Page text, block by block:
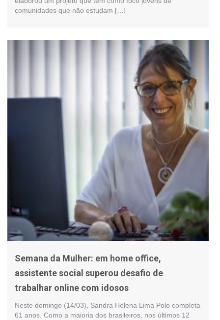
comunidades que não estudam […]
Semana da Mulher: em home office,
assistente social superou desafio de
trabalhar online com idosos
Neste domingo (14/03), Sandra Helena Lima Polo completa
61 anos. Como a maioria dos brasileiros, nos últimos 12